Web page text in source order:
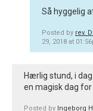
Så hyggelig
Posted by rev.
29, 2018 at
Hærlig stund, i
en magisk dag
Posted by Ingeborg